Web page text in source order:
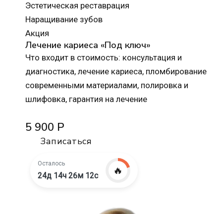
Эстетическая реставрация
Наращивание зубов
Акция
Лечение кариеса «Под ключ»
Что входит в стоимость: консультация и
диагностика, лечение кариеса, пломбирование
современными материалами, полировка и
шлифовка, гарантия на лечение
5 900 Р
Записаться
Осталось
24д 14ч 26м 10с 🔥